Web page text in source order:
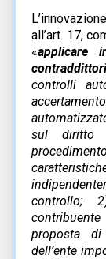
all’art. 17,
«applicare
controlli
sul diritto
controllo;
proposta
dell’ente